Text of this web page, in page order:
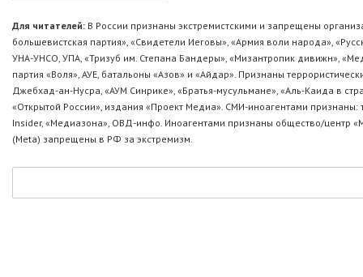
Для читателей: В России признаны экстремистскими и запрещены
большевистская партия», «Свидетели Иеговы», «Армия воли народа»,
УНА-УНСО, УПА, «Тризуб им. Степана Бандеры», «Мизантропик дивижн»,
партия «Воля», АУЕ, батальоны «Азов» и «Айдар». Признаны
Джебхад-ан-Нусра, «АУМ Синрике», «Братья-мусульмане», «Аль-Каида в
«Открытой России», издания «Проект Медиа». СМИ-иноагентами
Insider, «Медиазона», ОВД-инфо. Иноагентами признаны общество/центр
(Metа) запрещены в РФ за экстремизм.